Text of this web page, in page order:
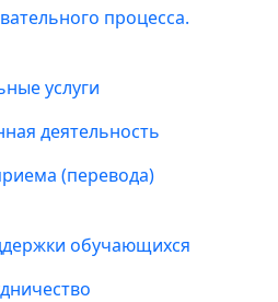
процесса.
услуги
деятельность
(перевода)
обучающихся